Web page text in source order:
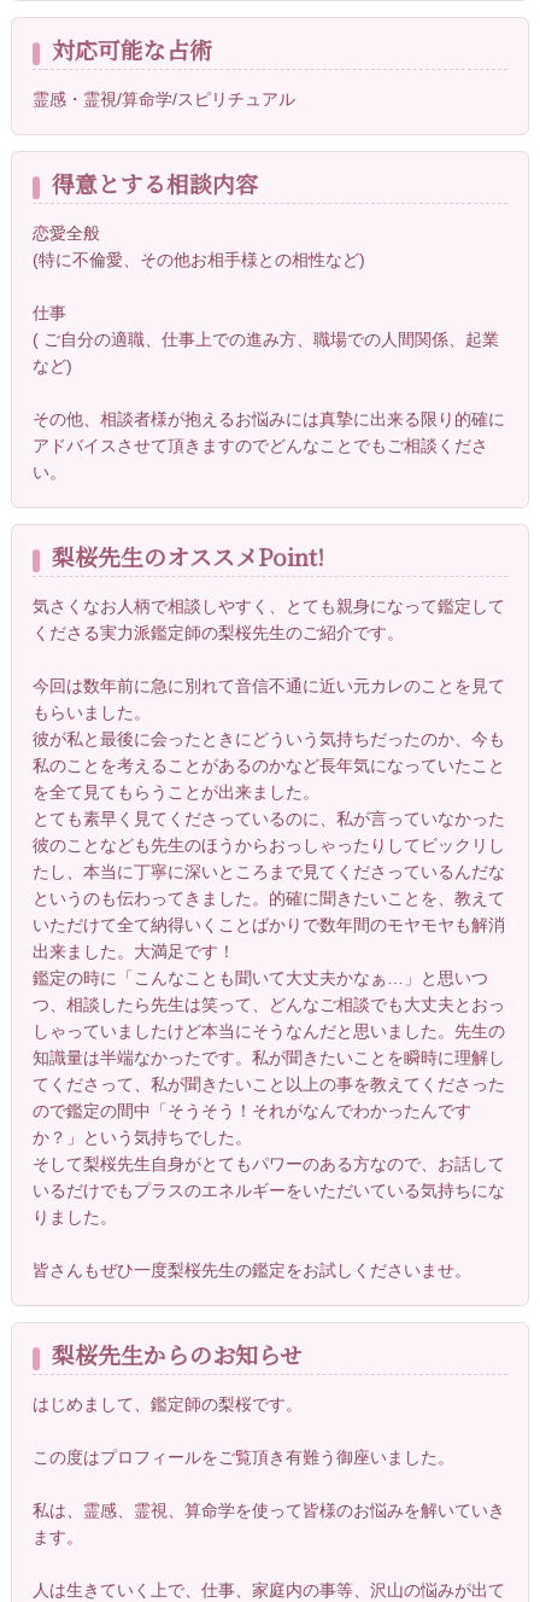
対応可能な占術
霊感・霊視/算命学/スピリチュアル
得意とする相談内容
恋愛全般
(特に不倫愛、その他お相手様との相性など)
仕事
( ご自分の適職、仕事上での進み方、職場での人間関係、起業
など)
その他、相談者様が抱えるお悩みには真摯に出来る限り的確に
アドバイスさせて頂きますのでどんなことでもご相談くださ
い。
梨桜先生のオススメPoint!
気さくなお人柄で相談しやすく、とても親身になって鑑定して
くださる実力派鑑定師の梨桜先生のご紹介です。
今回は数年前に急に別れて音信不通に近い元カレのことを見て
もらいました。
彼が私と最後に会ったときにどういう気持ちだったのか、今も
私のことを考えることがあるのかなど長年気になっていたこと
を全て見てもらうことが出来ました。
とても素早く見てくださっているのに、私が言っていなかった
彼のことなども先生のほうからおっしゃったりしてビックリし
たし、本当に丁寧に深いところまで見てくださっているんだな
というのも伝わってきました。的確に聞きたいことを、教えて
いただけて全て納得いくことばかりで数年間のモヤモヤも解消
出来ました。大満足です！
鑑定の時に「こんなことも聞いて大丈夫かなぁ…」と思いつ
つ、相談したら先生は笑って、どんなご相談でも大丈夫とおっ
しゃっていましたけど本当にそうなんだと思いました。先生の
知識量は半端なかったです。私が聞きたいことを瞬時に理解し
てくださって、私が聞きたいこと以上の事を教えてくださった
ので鑑定の間中「そうそう！それがなんでわかったんです
か？」という気持ちでした。
そして梨桜先生自身がとてもパワーのある方なので、お話して
いるだけでもプラスのエネルギーをいただいている気持ちにな
りました。
皆さんもぜひ一度梨桜先生の鑑定をお試しくださいませ。
梨桜先生からのお知らせ
はじめまして、鑑定師の梨桜です。
この度はプロフィールをご覧頂き有難う御座いました。
私は、霊感、霊視、算命学を使って皆様のお悩みを解いていき
ます。
人は生きていく上で、仕事、家庭内の事等、沢山の悩みが出て